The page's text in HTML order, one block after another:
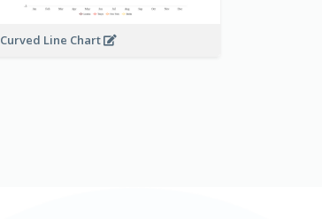
Curved Line Chart